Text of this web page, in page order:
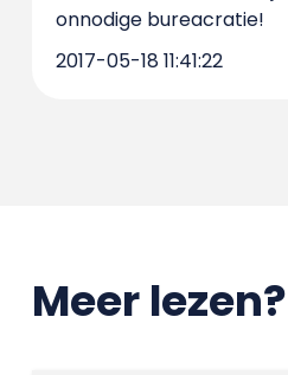
onnodige bureacratie!
2017-05-18 11:41:22
Meer lezen?